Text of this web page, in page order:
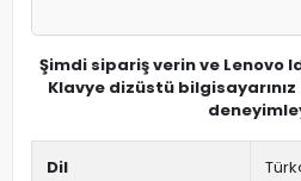
Şimdi sipariş verin ve Lenovo
Klavye dizüstü
Dil